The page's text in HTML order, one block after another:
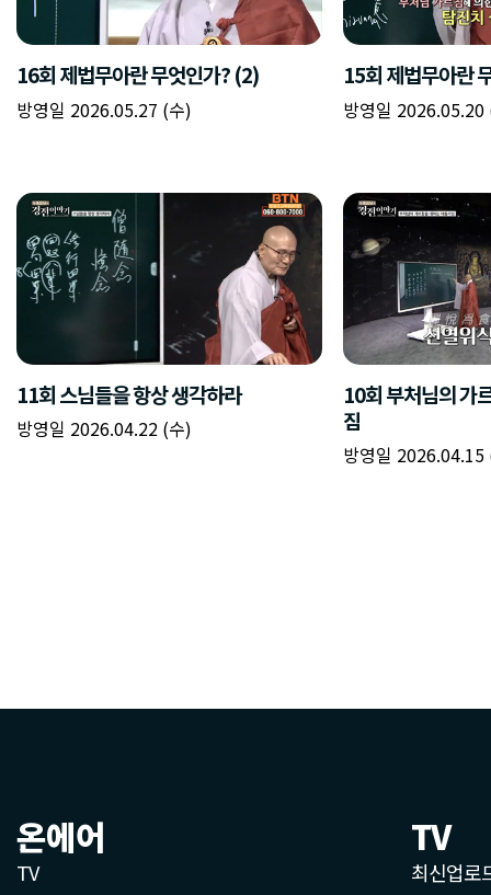
온에어
TV
TV
최신업로